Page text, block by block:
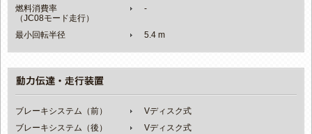
燃料消費率
（JC08モード走行）
-
最小回転半径 5.4 m
ブレーキシステム（前）
Vディスク式
ブレーキシステム（後）
Vディスク式